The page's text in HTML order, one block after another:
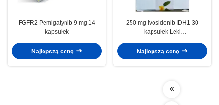
FGFR2 Pemigatynib 9 mg 14
kapsułek
Najlepszą cenę
250 mg Ivosidenib IDH1 30
kapsułek Leki
Najlepszą cenę